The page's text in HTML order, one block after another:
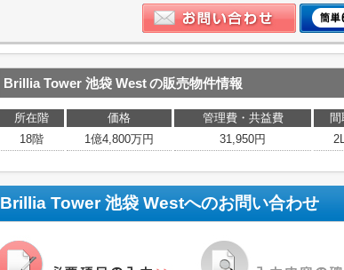
Brillia Tower 池袋 Westの販売物件情報
所在階 価格 管理費・共益費 間
18階
1億4,800万円 31,950円
Brillia Tower 池袋 Westへのお問い合わせ